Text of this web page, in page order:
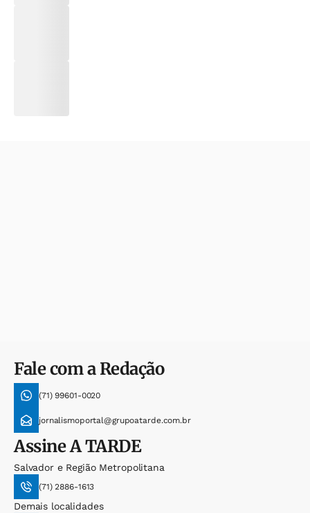
Fale com a Redação
(71) 99601-0020
jornalismoportal@grupoatarde.com.br
AssineA TARDE
Salvador e Região Metropolitana
(71) 2886-1613
Demais localidades